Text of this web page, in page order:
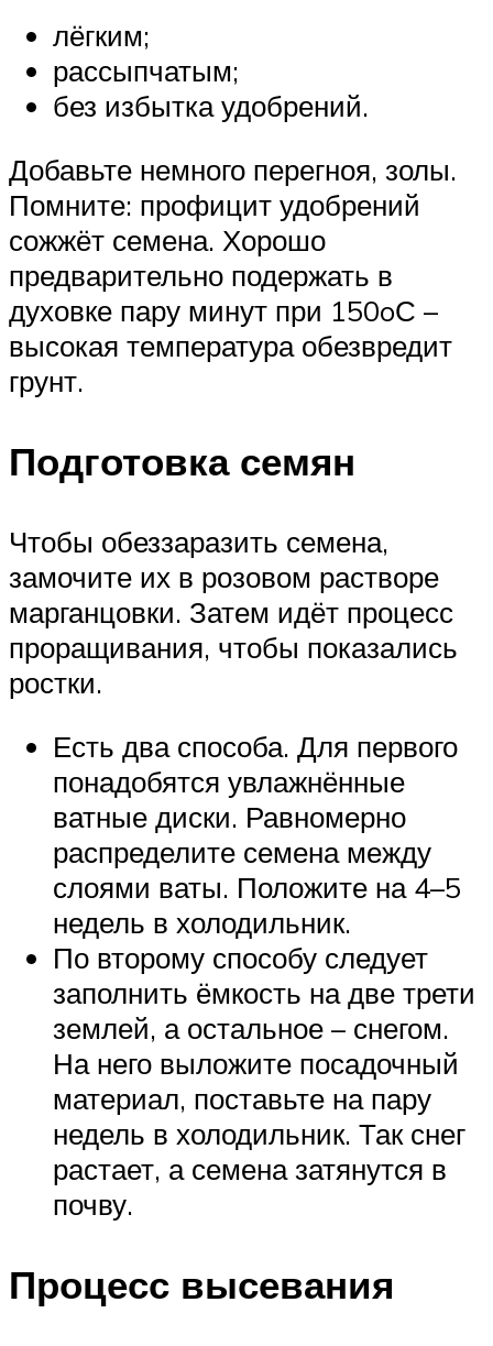
лёгким;
рассыпчатым;
без избытка удобрений.
Добавьте немного перегноя, золы.
Помните: профицит удобрений
сожжёт семена. Хорошо
предварительно подержать в
духовке пару минут при 150oС –
высокая температура обезвредит
грунт.
Подготовка семян
Чтобы обеззаразить семена,
замочите их в розовом растворе
марганцовки. Затем идёт процесс
проращивания, чтобы показались
ростки.
Есть два способа. Для первого
понадобятся увлажнённые
ватные диски. Равномерно
распределите семена между
слоями ваты. Положите на 4–5
недель в холодильник.
По второму способу следует
заполнить ёмкость на две трети
землей, а остальное – снегом.
На него выложите посадочный
материал, поставьте на пару
недель в холодильник. Так снег
растает, а семена затянутся в
почву.
Процесс высевания